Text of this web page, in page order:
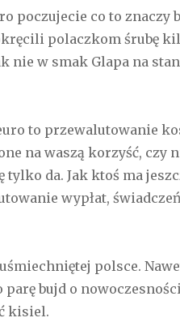
poczujecie co to znaczy
polaczkom śrubę
nie w smak Glapa na
to przewalutowanie
na waszą korzyść, czy
da. Jak ktoś ma
wypłat,
polsce.
parę bujd o
kisiel.